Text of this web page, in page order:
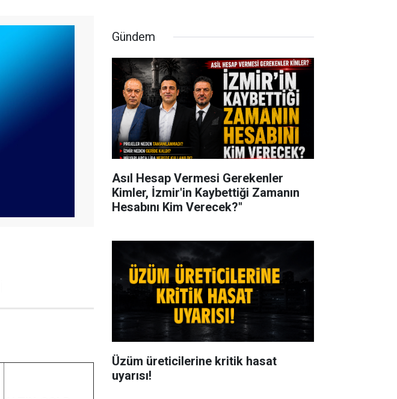
Gündem
Asıl Hesap Vermesi Gerekenler
Kimler, İzmir'in Kaybettiği Zamanın
Hesabını Kim Verecek?"
Üzüm üreticilerine kritik hasat
uyarısı!